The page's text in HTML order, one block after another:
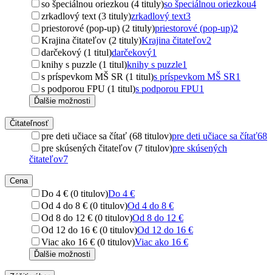
so špeciálnou oriezkou (4 tituly)so špeciálnou oriezkou4
zrkadlový text (3 tituly)zrkadlový text3
priestorové (pop-up) (2 tituly)priestorové (pop-up)2
Krajina čitateľov (2 tituly)Krajina čitateľov2
darčekový (1 titul)darčekový1
knihy s puzzle (1 titul)knihy s puzzle1
s príspevkom MŠ SR (1 titul)s príspevkom MŠ SR1
s podporou FPU (1 titul)s podporou FPU1
Ďalšie možnosti
Čitateľnosť
pre deti učiace sa čítať (68 titulov)pre deti učiace sa čítať68
pre skúsených čitateľov (7 titulov)pre skúsených
čitateľov7
Cena
Do 4 € (0 titulov)Do 4 €
Od 4 do 8 € (0 titulov)Od 4 do 8 €
Od 8 do 12 € (0 titulov)Od 8 do 12 €
Od 12 do 16 € (0 titulov)Od 12 do 16 €
Viac ako 16 € (0 titulov)Viac ako 16 €
Ďalšie možnosti